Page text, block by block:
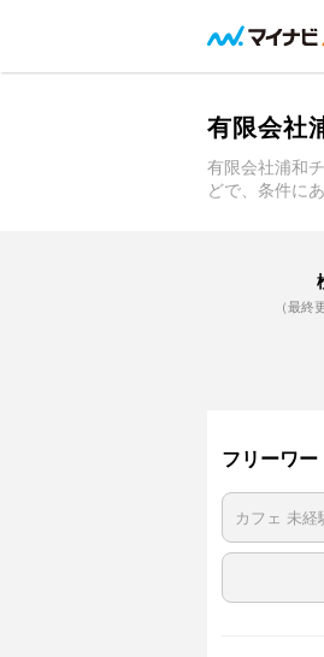
有限会社
有限会社浦和
どで、条件に
（最終
フリーワー